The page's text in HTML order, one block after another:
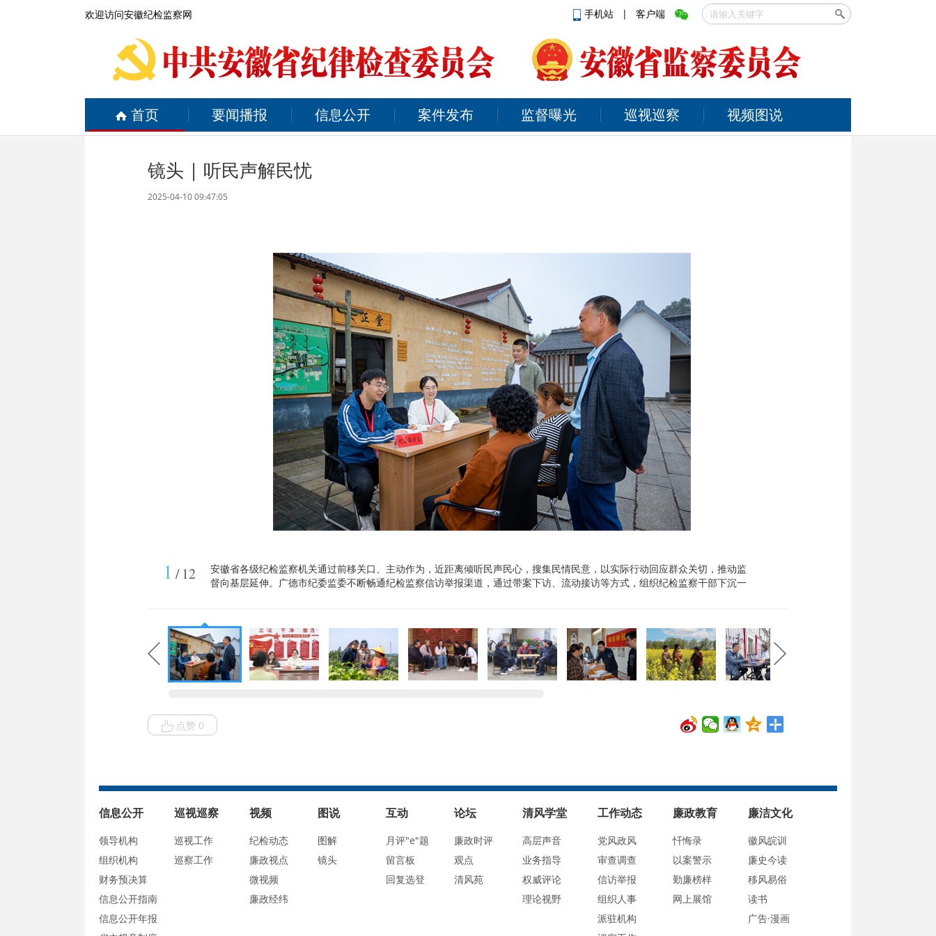
欢迎访问安徽纪检监察网 手机站 | 客户端
首页 要闻播报 信息公开 案件发布 监督曝光 巡视巡察 视频图说
镜头 | 听民声解民忧
2025-04-10 09:47:05
1 / 12
安徽省各级纪检监察机关通过前移关口、主动作为，近距离倾听民声民心，搜集民情民意，以实际行动回应群众关切，推动监
督向基层延伸。广德市纪委监委不断畅通纪检监察信访举报渠道，通过带案下访、流动接访等方式，组织纪检监察干部下沉一
点赞 0
信息公开
领导机构
组织机构
财务预决算
信息公开指南
信息公开年报
巡视巡察
巡视工作
巡察工作
视频
纪检动态
廉政视点
微视频
廉政经纬
图说
图解
镜头
互动
月评"e"题
留言板
回复选登
论坛
廉政时评
观点
清风苑
清风学堂
高层声音
业务指导
权威评论
理论视野
工作动态
党风政风
审查调查
信访举报
组织人事
派驻机构
廉政教育
忏悔录
以案警示
勤廉榜样
网上展馆
廉洁文化
徽风皖训
廉史今读
移风易俗
读书
广告·漫画